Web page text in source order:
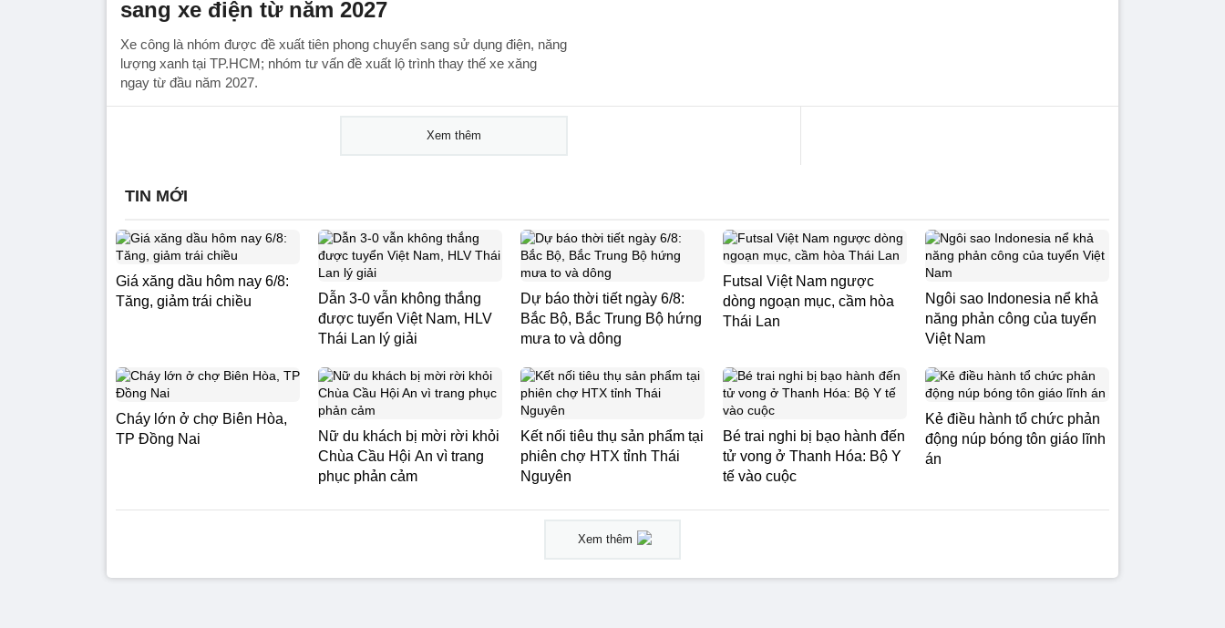
sang xe điện từ năm 2027
Xe công là nhóm được đề xuất tiên phong chuyển sang sử dụng điện, năng
lượng xanh tại TP.HCM; nhóm tư vấn đề xuất lộ trình thay thế xe xăng
ngay từ đầu năm 2027.
Xem thêm
TIN MỚI
Giá xăng dầu hôm nay 6/8:
Tăng, giảm trái chiều
Dẫn 3-0 vẫn không thắng
được tuyển Việt Nam, HLV
Thái Lan lý giải
Dự báo thời tiết ngày 6/8:
Bắc Bộ, Bắc Trung Bộ hứng
mưa to và dông
Futsal Việt Nam ngược
dòng ngoạn mục, cầm hòa
Thái Lan
Ngôi sao Indonesia nể khả
năng phản công của tuyển
Việt Nam
Cháy lớn ở chợ Biên Hòa,
TP Đồng Nai
Nữ du khách bị mời rời khỏi
Chùa Cầu Hội An vì trang
phục phản cảm
Kết nối tiêu thụ sản phẩm tại
phiên chợ HTX tỉnh Thái
Nguyên
Bé trai nghi bị bạo hành đến
tử vong ở Thanh Hóa: Bộ Y
tế vào cuộc
Kẻ điều hành tổ chức phản
động núp bóng tôn giáo lĩnh
án
Xem thêm